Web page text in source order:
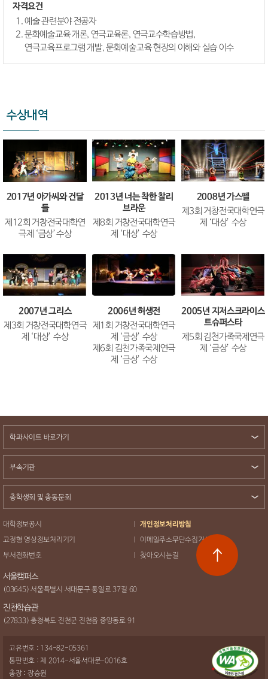
자격요건
예술 관련분야 전공자
문화예술교육 개론, 연극교육론, 연극교수학습방법,
연극교육프로그램 개발, 문화예술교육 현장의 이해와 실습 이수
수상내역
2017년 아가씨와 건달
들
제12회 거창전국대학연
극제 ‘금상’수상
2013년 너는 착한 찰리
브라운
제8회 거창전국대학연극
제 ‘대상’ 수상
2008년 가스펠
제3회 거창전국대학연극
제 ‘대상’ 수상
2007년 그리스
제3회 거창전국대학연극
제 ‘대상’ 수상
2006년 허생전
제1회 거창전국대학연극
제 ‘금상’ 수상
제6회 김천가족국제연극
제 ‘금상’ 수상
2005년 지저스크라이스
트슈퍼스타
제5회 김천가족국제연극
제 ‘금상’ 수상
학과사이트 바로가기
부속기관
총학생회 및 총동문회
대학정보공시
개인정보처리방침
고정형 영상정보처리기기
이메일주소무단수집거부
부서전화번호
찾아오시는길
고유번호 : 134-82-05361
통판번호 : 제 2014-서울서대문-0016호
총장 : 장승원
서울캠퍼스
(03645) 서울특별시 서대문구 통일로 37길 60
진천학습관
(27833) 충청북도 진천군 진천읍 중앙동로 91